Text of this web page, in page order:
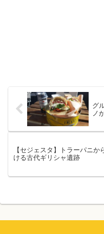
グ
ノ
【セジェスタ】トラーパニか
ける古代ギリシャ遺跡